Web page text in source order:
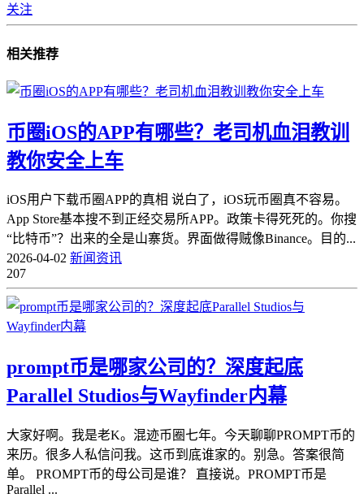
关注
相关推荐
币圈iOS的APP有哪些？老司机血泪教训
教你安全上车
iOS用户下载币圈APP的真相 说白了，iOS玩币圈真不容易。
App Store基本搜不到正经交易所APP。政策卡得死死的。你搜
“比特币”？出来的全是山寨货。界面做得贼像Binance。目的...
2026-04-02 新闻资讯
207
prompt币是哪家公司的？深度起底
Parallel Studios与Wayfinder内幕
大家好啊。我是老K。混迹币圈七年。今天聊聊PROMPT币的
来历。很多人私信问我。这币到底谁家的。别急。答案很简
单。 PROMPT币的母公司是谁？ 直接说。PROMPT币是
Parallel ...